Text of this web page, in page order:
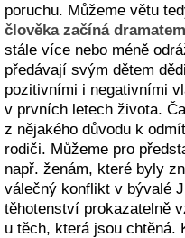
poruchu. Můžeme větu
člověka začíná
stále více nebo méně
předávají svým dětem
pozitivními i negativními
v prvních letech života.
z nějakého důvodu k
rodiči. Můžeme pro
např. ženám, které byly
válečný konflikt v bývalé
těhotenství prokazatelně
u těch, která jsou chtěná.